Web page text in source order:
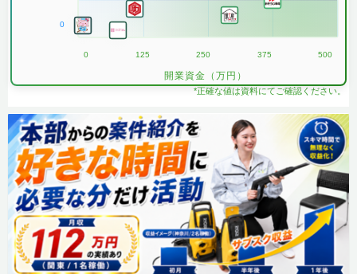
0
0 125 250 375 500
開業資金（万円）
*正確な値は資料にてご確認ください。